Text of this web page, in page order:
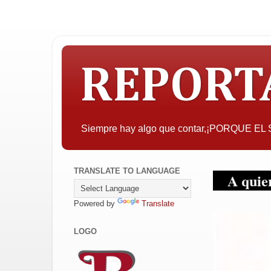
Siempre hay algo que contar,¡PORQUE
A quien pueda
TRANSLATE TO LANGUAGE
Powered by Translate
LOGO